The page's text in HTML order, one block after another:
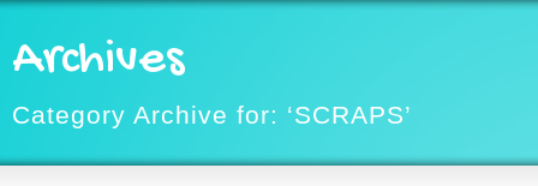
Archives
Category Archive for: ‘SCRAPS’